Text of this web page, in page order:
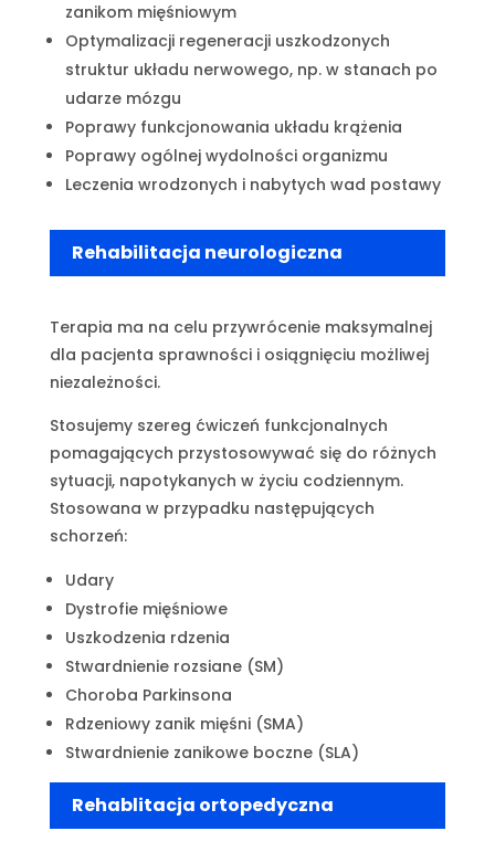
zanikom mięśniowym
Optymalizacji regeneracji uszkodzonych
struktur układu nerwowego, np. w stanach po
udarze mózgu
Poprawy funkcjonowania układu krążenia
Poprawy ogólnej wydolności organizmu
Leczenia wrodzonych i nabytych wad postawy
Rehabilitacja neurologiczna
Terapia ma na celu przywrócenie maksymalnej
dla pacjenta sprawności i osiągnięciu możliwej
niezależności.
Stosujemy szereg ćwiczeń funkcjonalnych
pomagających przystosowywać się do różnych
sytuacji, napotykanych w życiu codziennym.
Stosowana w przypadku następujących
schorzeń:
Udary
Dystrofie mięśniowe
Uszkodzenia rdzenia
Stwardnienie rozsiane (SM)
Choroba Parkinsona
Rdzeniowy zanik mięśni (SMA)
Stwardnienie zanikowe boczne (SLA)
Rehablitacja ortopedyczna